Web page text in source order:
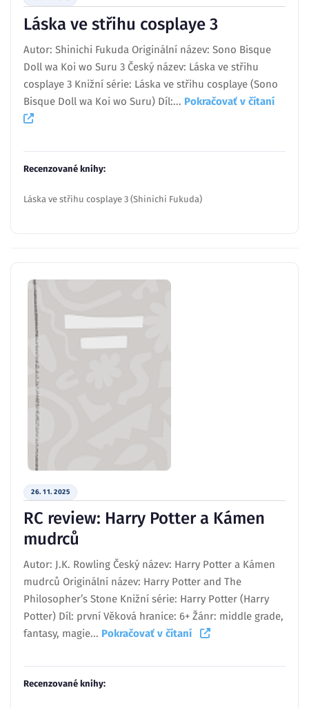
Láska ve střihu cosplaye 3
Autor: Shinichi Fukuda Originální název: Sono Bisque
Doll wa Koi wo Suru 3 Český název: Láska ve střihu
cosplaye 3 Knižní série: Láska ve střihu cosplaye (Sono
Bisque Doll wa Koi wo Suru) Díl:... Pokračovať v čítaní
Recenzované knihy:
Láska ve střihu cosplaye 3 (Shinichi Fukuda)
26. 11. 2025
RC review: Harry Potter a Kámen
mudrců
Autor: J.K. Rowling Český název: Harry Potter a Kámen
mudrců Originální název: Harry Potter and The
Philosopher’s Stone Knižní série: Harry Potter (Harry
Potter) Díl: první Věková hranice: 6+ Žánr: middle grade,
fantasy, magie... Pokračovať v čítaní
Recenzované knihy: